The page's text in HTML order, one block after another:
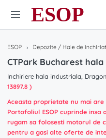
ESOP
ESOP Depozite / Hale de
CTPark Bucharest hala
Inchiriere hala industriala,
13897.8 )
Aceasta proprietate nu mai
Portofoliul ESOP cuprinde
rugam sa folosesti motorul de
pentru a gasi alte oferte de